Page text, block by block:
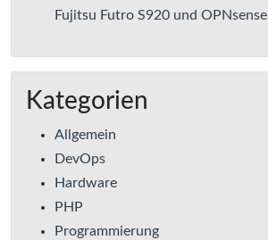
Fujitsu Futro S920 und OPNsense
Kategorien
Allgemein
DevOps
Hardware
PHP
Programmierung